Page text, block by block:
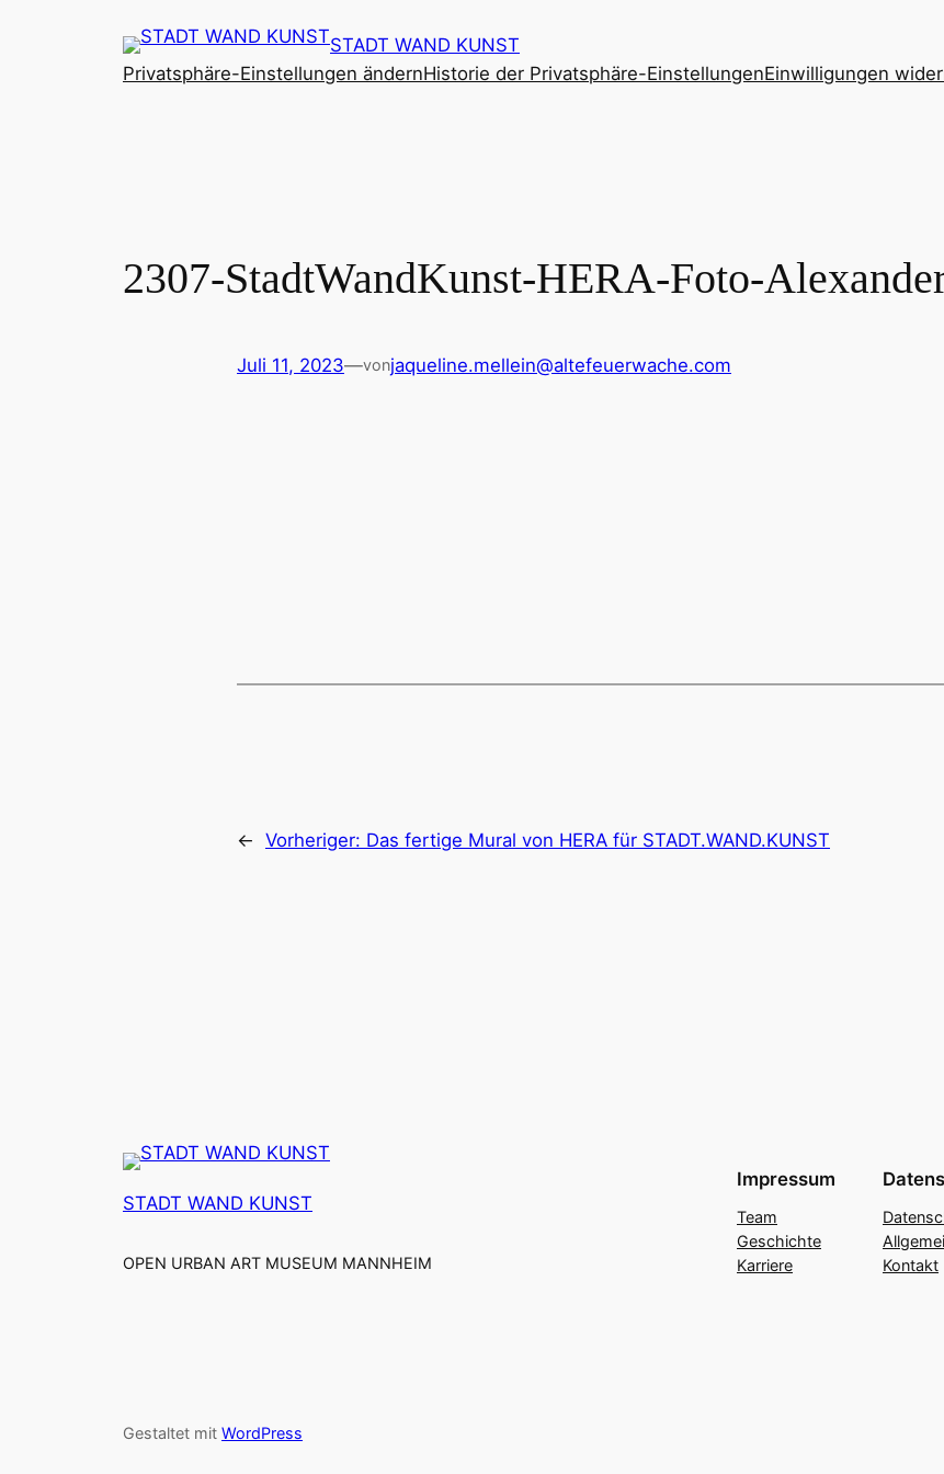
STADT WAND KUNST
Privatsphäre-Einstellungen ändernHistorie der Privatsphäre-EinstellungenEinwilligungen
2307-StadtWandKunst-HERA-Foto-
Juli 11, 2023—vonjaqueline.mellein@altefeuerwache.com
← Vorheriger: Das fertige Mural von HERA für STADT.WAND.KUNST
STADT WAND KUNST
OPEN URBAN ART MUSEUM MANNHEIM
Impressum
Team
Geschichte
Karriere
Kontakt
Gestaltet mit WordPress